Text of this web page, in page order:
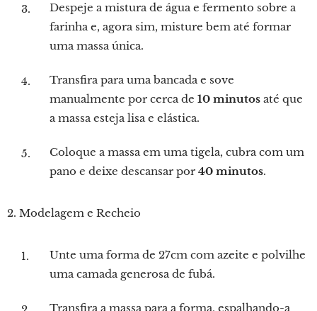
Despeje a mistura de água e fermento sobre a
farinha e, agora sim, misture bem até formar
uma massa única.
Transfira para uma bancada e sove
manualmente por cerca de 10 minutos até que
a massa esteja lisa e elástica.
Coloque a massa em uma tigela, cubra com um
pano e deixe descansar por 40 minutos.
2. Modelagem e Recheio
Unte uma forma de 27cm com azeite e polvilhe
uma camada generosa de fubá.
Transfira a massa para a forma, espalhando-a